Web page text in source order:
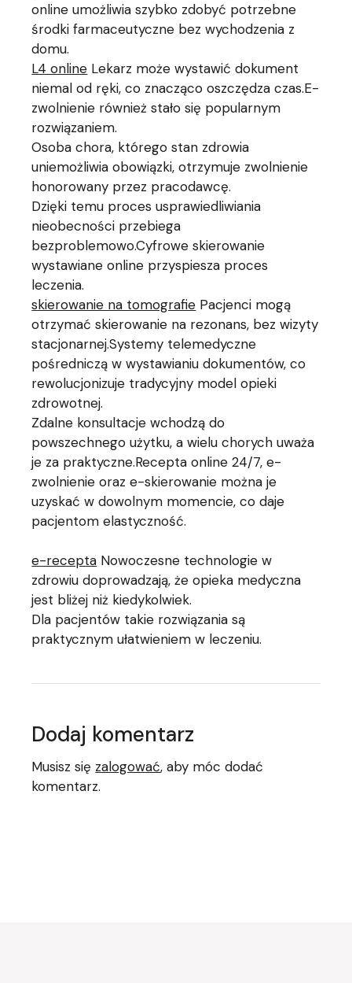
online umożliwia szybko zdobyć potrzebne
środki farmaceutyczne bez wychodzenia z
domu.
L4 online Lekarz może wystawić dokument
niemal od ręki, co znacząco oszczędza czas.E-
zwolnienie również stało się popularnym
rozwiązaniem.
Osoba chora, którego stan zdrowia
uniemożliwia obowiązki, otrzymuje zwolnienie
honorowany przez pracodawcę.
Dzięki temu proces usprawiedliwiania
nieobecności przebiega
bezproblemowo.Cyfrowe skierowanie
wystawiane online przyspiesza proces
leczenia.
skierowanie na tomografie Pacjenci mogą
otrzymać skierowanie na rezonans, bez wizyty
stacjonarnej.Systemy telemedyczne
pośredniczą w wystawianiu dokumentów, co
rewolucjonizuje tradycyjny model opieki
zdrowotnej.
Zdalne konsultacje wchodzą do
powszechnego użytku, a wielu chorych uważa
je za praktyczne.Recepta online 24/7, e-
zwolnienie oraz e-skierowanie można je
uzyskać w dowolnym momencie, co daje
pacjentom elastyczność.
e-recepta Nowoczesne technologie w
zdrowiu doprowadzają, że opieka medyczna
jest bliżej niż kiedykolwiek.
Dla pacjentów takie rozwiązania są
praktycznym ułatwieniem w leczeniu.
Dodaj komentarz
Musisz się zalogować, aby móc dodać
komentarz.